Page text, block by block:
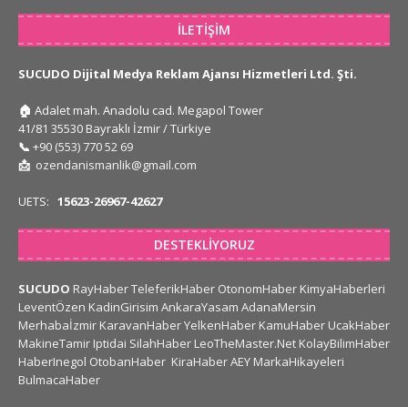
İLETIŞIM
SUCUDO Dijital Medya Reklam Ajansı Hizmetleri Ltd. Şti.
🏠 Adalet mah. Anadolu cad. Megapol Tower
41/81 35530 Bayraklı İzmir / Türkiye
📞 +90 (553) 770 52 69
📩 ozendanismanlik@gmail.com
UETS: 15623-26967-42627
DESTEKLIYORUZ
SUCUDO RayHaberTeleferikHaber OtonomHaber KimyaHaberleri
LeventÖzen KadinGirisim AnkaraYasam AdanaMersin
Merhabaİzmir KaravanHaberYelkenHaber KamuHaber UcakHaber
MakineTamir Iptidai SilahHaber LeoTheMaster.Net KolayBilimHaber
HaberInegol OtobanHaber KiraHaberAEY MarkaHikayeleri
BulmacaHaber